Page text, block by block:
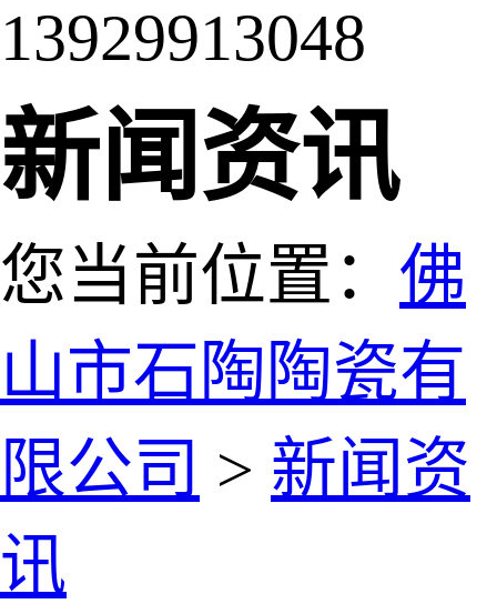
13929913048
新闻资讯
您当前位置： 佛
山市石陶陶瓷有
限公司 > 新闻资
讯